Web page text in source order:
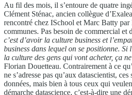
Au fil des mois, il s’entoure de quatre
Clément Sténac, ancien collègue
rencontré chez ISchool et Marc Batty par
communes. Pas besoin de commercial et
c’est d’avoir la culture business et
business dans lequel on se positionne. Si
la culture des gens qui vont acheter, ça
Florian Douetteau. Contrairement à ce
ne s’adresse pas qu’aux datascientist,
données, mais bien à tous ceux qui
démarche datascience, c’est-à-dire une